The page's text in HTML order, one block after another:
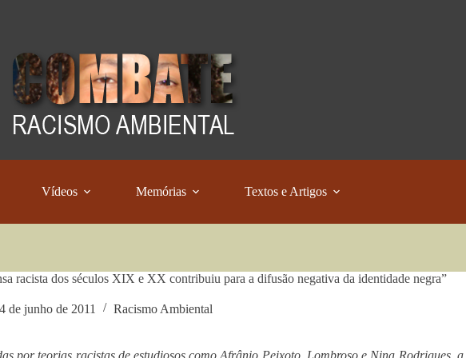
Vídeos Memórias Textos e Artigos
racista dos séculos XIX e XX contribuiu para a difusão negativa da identidade negra”
de junho de 2011 Racismo Ambiental
por teorias racistas de estudiosos como Afrânio Peixoto, Lombroso e Nina Rodrigues,